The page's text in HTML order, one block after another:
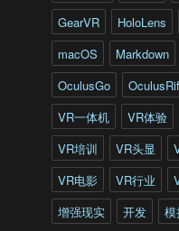
GearVR
HoloLens
macOS
Markdown
OculusGo
VR一体机
VR体验
VR培训
VR头显
VR电影
VR行业
增强现实
开发 模